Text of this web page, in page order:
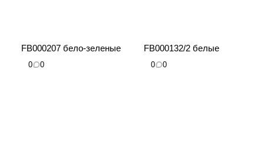
FB000207 бело-зеленые
0 0
FB000132/2 белые
0 0